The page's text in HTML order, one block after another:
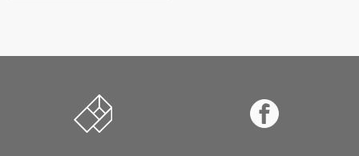
Værktøjskassen til innovation og
Facebook